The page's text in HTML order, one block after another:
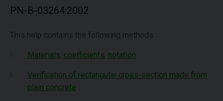
PN-B-03264:2002
This help contains the following methods:
Materials, coefficients, notation
Verification of rectangular cross-section made from
plain concrete